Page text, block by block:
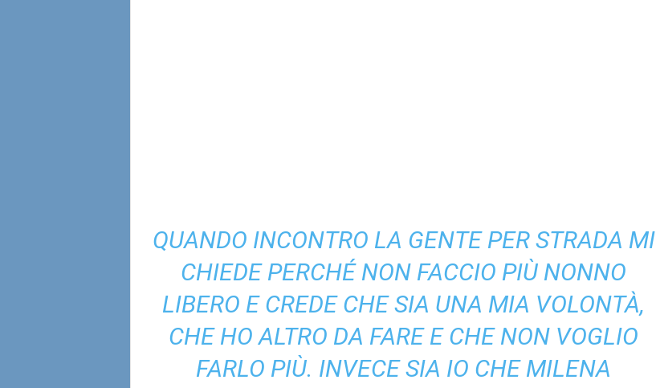
QUANDO INCONTRO LA GENTE PER STRADA MI
CHIEDE PERCHÉ NON FACCIO PIÙ NONNO
LIBERO E CREDE CHE SIA UNA MIA VOLONTÀ,
CHE HO ALTRO DA FARE E CHE NON VOGLIO
FARLO PIÙ. INVECE SIA IO CHE MILENA